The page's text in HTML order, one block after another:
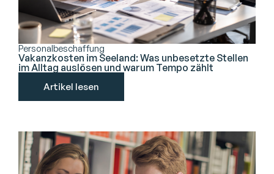
Personalbeschaffung
Vakanzkosten im Seeland: Was unbesetzte Stellen
im Alltag auslösen und warum Tempo zählt
Artikel lesen